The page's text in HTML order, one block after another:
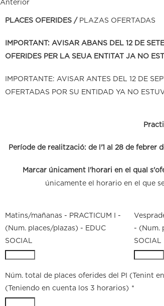
Anterior
PLACES OFERIDES / PLAZAS OFERTADAS
IMPORTANT: AVISAR ABANS DEL 12 DE
OFERIDES PER LA SEUA ENTITAT JA NO
IMPORTANTE: AVISAR ANTES DEL 12 DE
OFERTADAS POR SU ENTIDAD YA NO
Període de realització: de l'1 al 28 de febrer
Marcar únicament l'horari en el qual
únicamente el horario en el que
Matins/mañanas - PRACTICUM I -
(Num. places/plazas) - EDUC
SOCIAL
- (Num.
SOCIAL
Núm. total de places oferides del PI (Tenint
(Teniendo en cuenta los 3 horarios) *